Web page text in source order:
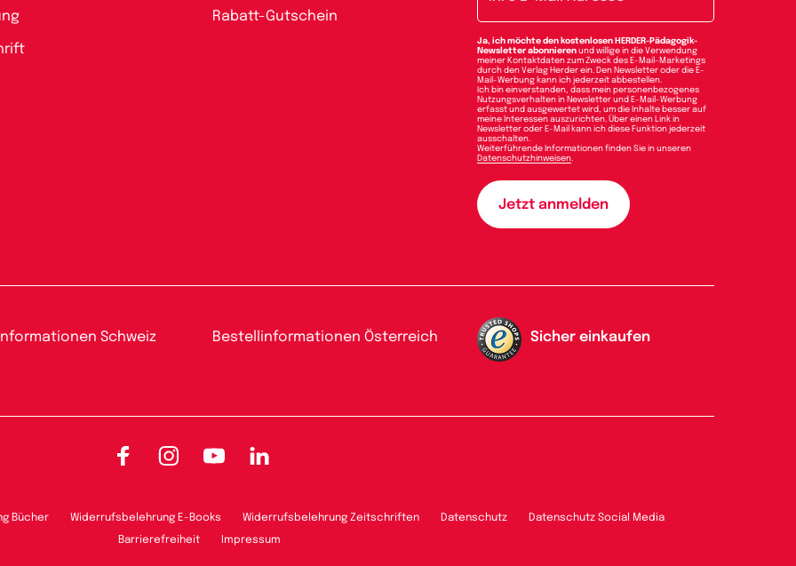
Rabatt-Gutschein
Ja, ich möchte den kostenlosen HERDER-Pädagogik-
Newsletter abonnierenund willige in die Verwendung
meiner Kontaktdaten zum Zweck des E-Mail-Marketings
durch den Verlag Herder ein. Den Newsletter oder die E-
Mail-Werbung kann ich jederzeit abbestellen.
Ich bin einverstanden, dass mein personenbezogenes
Nutzungsverhalten in Newsletter und E-Mail-Werbung
erfasst und ausgewertet wird, um die Inhalte besser auf
meine Interessen auszurichten. Über einen Link in
Newsletter oder E-Mail kann ich diese Funktion jederzeit
ausschalten.
Weiterführende Informationen finden Sie in unseren
Datenschutzhinweisen.
Schweiz Bestellinformationen Österreich Sicher einkaufen
FacebookInstagramYouTubeLinkedIn
Bücher Widerrufsbelehrung E-Books Widerrufsbelehrung Zeitschriften Datenschutz Datenschutz Social Media
Barrierefreiheit Impressum